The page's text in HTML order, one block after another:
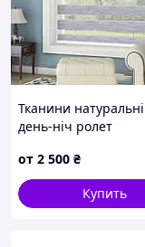
Тканини
день-ніч ролет
от 2 500 ₴
Купить